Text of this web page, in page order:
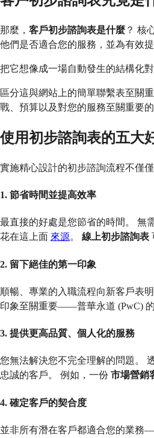
那麼， 客戶初步諮詢表是什麼 ？ 核
他們是否適合您的服務，並為有效提
把它想像成一場自動發生的結構化對
區分這與網站上的簡單聯繫表至關
戰、預算以及對您的服務至關重要
使用初步諮詢表的五大
實施精心設計的初步諮詢流程不僅
1. 節省時間並提高效率
最直接的好處是您節省的時間。 無
花在這上面 來源。 線上初步諮詢表
2. 留下絕佳的第一印象
順暢、專業的入職流程向新客戶表
印象至關重要——普華永道 (PwC)
3. 提供更高品質、個人化的服務
您無法解決您不完全理解的問題。
忠誠的客戶。 例如，一份 市場營銷
4. 確定客戶的契合度
並非所有潛在客戶都適合您的業務